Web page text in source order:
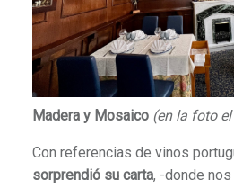
Madera y Mosaico (en la foto
Con referencias de vinos
sorprendió su carta, -donde